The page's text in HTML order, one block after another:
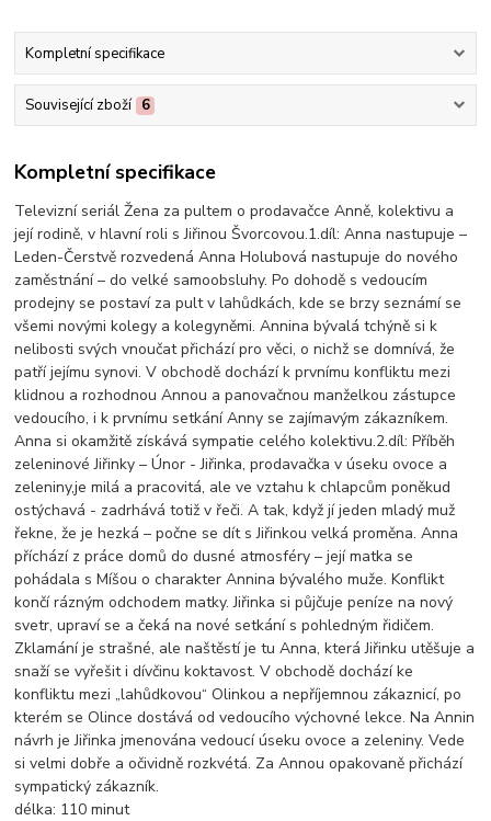
Kompletní specifikace
Související zboží 6
Kompletní specifikace
Televizní seriál Žena za pultem o prodavačce Anně, kolektivu a
její rodině, v hlavní roli s Jiřinou Švorcovou.1.díl: Anna nastupuje –
Leden-Čerstvě rozvedená Anna Holubová nastupuje do nového
zaměstnání – do velké samoobsluhy. Po dohodě s vedoucím
prodejny se postaví za pult v lahůdkách, kde se brzy seznámí se
všemi novými kolegy a kolegyněmi. Annina bývalá tchýně si k
nelibosti svých vnoučat přichází pro věci, o nichž se domnívá, že
patří jejímu synovi. V obchodě dochází k prvnímu konfliktu mezi
klidnou a rozhodnou Annou a panovačnou manželkou zástupce
vedoucího, i k prvnímu setkání Anny se zajímavým zákazníkem.
Anna si okamžitě získává sympatie celého kolektivu.2.díl: Příběh
zeleninové Jiřinky – Únor - Jiřinka, prodavačka v úseku ovoce a
zeleniny,je milá a pracovitá, ale ve vztahu k chlapcům poněkud
ostýchavá - zadrhává totiž v řeči. A tak, když jí jeden mladý muž
řekne, že je hezká – počne se dít s Jiřinkou velká proměna. Anna
příchází z práce domů do dusné atmosféry – její matka se
pohádala s Míšou o charakter Annina bývalého muže. Konflikt
končí rázným odchodem matky. Jiřinka si půjčuje peníze na nový
svetr, upraví se a čeká na nové setkání s pohledným řidičem.
Zklamání je strašné, ale naštěstí je tu Anna, která Jiřinku utěšuje a
snaží se vyřešit i dívčinu koktavost. V obchodě dochází ke
konfliktu mezi „lahůdkovou“ Olinkou a nepříjemnou zákaznicí, po
kterém se Olince dostává od vedoucího výchovné lekce. Na Annin
návrh je Jiřinka jmenována vedoucí úseku ovoce a zeleniny. Vede
si velmi dobře a očividně rozkvétá. Za Annou opakovaně přichází
sympatický zákazník.
délka: 110 minut